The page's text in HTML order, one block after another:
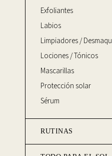
Exfoliantes
Labios
Limpiadores /
Lociones / Tónicos
Mascarillas
Protección solar
Sérum
RUTINAS